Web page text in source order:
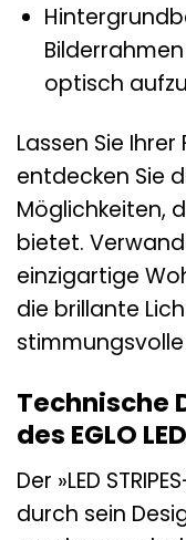
optisch
Lassen Sie
entdecken Sie
Möglichkeiten,
bietet.
einzigartige
die brillante
Technische
des EGLO
Der »LED
durch sein